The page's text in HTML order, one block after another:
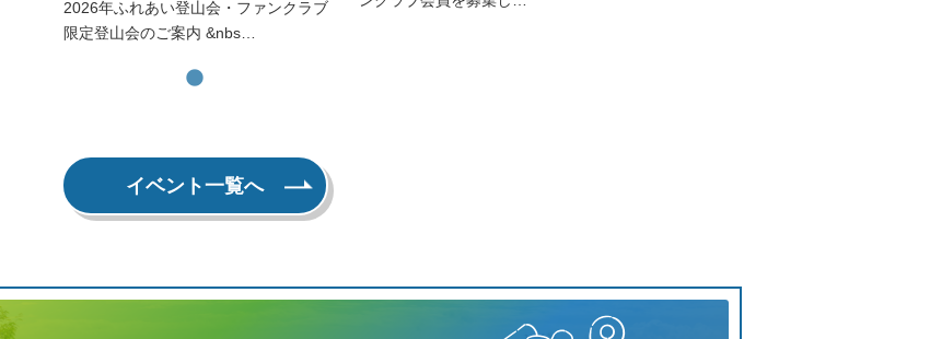
2026年ふれあい登山会・ファンクラブ
限定登山会のご案内 &nbs…
イベント一覧へ